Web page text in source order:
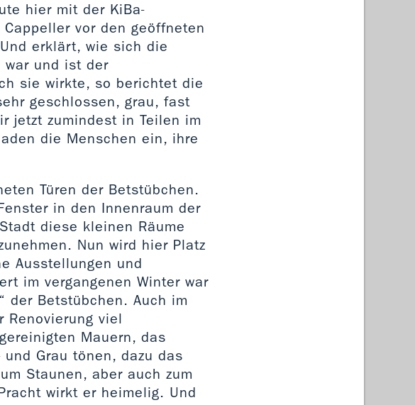
hier mit der KiBa-
vor den geöffneten
erklärt, wie sich die
war und ist der
sie wirkte, so berichtet die
geschlossen, grau, fast
jetzt zumindest in Teilen im
die Menschen ein, ihre
Türen der Betstübchen.
in den Innenraum der
diese kleinen Räume
Nun wird hier Platz
Ausstellungen und
im vergangenen Winter war
der Betstübchen. Auch im
Renovierung viel
Mauern, das
Grau tönen, dazu das
Staunen, aber auch zum
wirkt er heimelig. Und